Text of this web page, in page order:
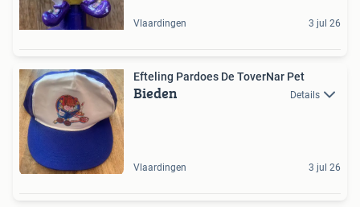
Vlaardingen 3 jul 26
Efteling Pardoes De ToverNar Pet
Bieden Details
Vlaardingen 3 jul 26